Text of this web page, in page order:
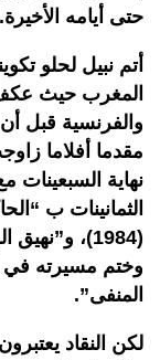
حتى أيامه الأخيرة.
أتم نبيل لحلو
المغرب حيث
والفرنسية قبل
مقدما أفلاما
المنفى”.
لكن النقاد